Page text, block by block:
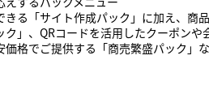
る「サイト作成パック」に加え、
」、QRコードを活用したクーポン
格でご提供する「商売繁盛パック